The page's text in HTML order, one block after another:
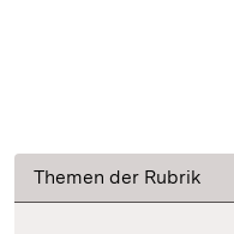
Themen der Rubrik